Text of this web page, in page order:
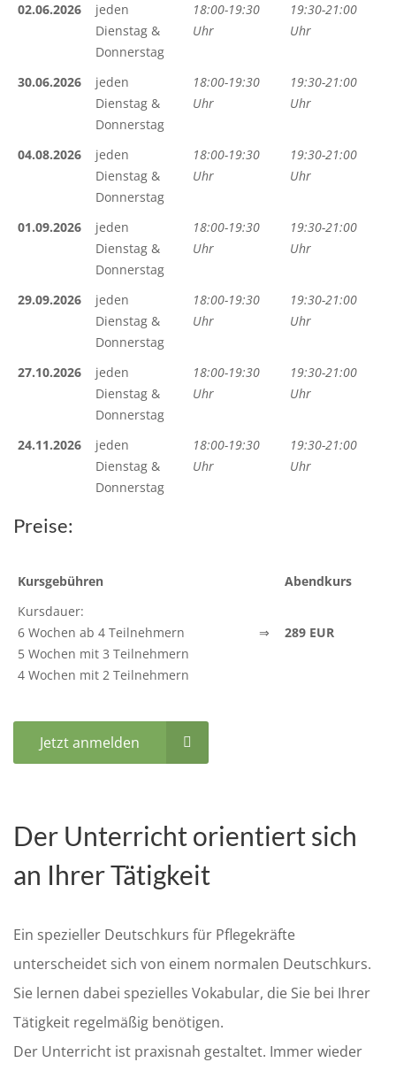
02.06.2026
jeden
Dienstag &
Donnerstag
18:00-19:30
Uhr
19:30-21:00
Uhr
30.06.2026
jeden
Dienstag &
Donnerstag
18:00-19:30
Uhr
19:30-21:00
Uhr
04.08.2026
jeden
Dienstag &
Donnerstag
18:00-19:30
Uhr
19:30-21:00
Uhr
01.09.2026
jeden
Dienstag &
Donnerstag
18:00-19:30
Uhr
19:30-21:00
Uhr
29.09.2026
jeden
Dienstag &
Donnerstag
18:00-19:30
Uhr
19:30-21:00
Uhr
27.10.2026
jeden
Dienstag &
Donnerstag
18:00-19:30
Uhr
19:30-21:00
Uhr
24.11.2026
jeden
Dienstag &
Donnerstag
18:00-19:30
Uhr
19:30-21:00
Uhr
Preise:
Kursgebühren
Abendkurs
Kursdauer:
6 Wochen ab 4 Teilnehmern
5 Wochen mit 3 Teilnehmern
4 Wochen mit 2 Teilnehmern
⇒ 289 EUR
Jetzt anmelden
Der Unterricht orientiert sich
an Ihrer Tätigkeit
Ein spezieller Deutschkurs für Pflegekräfte
unterscheidet sich von einem normalen Deutschkurs.
Sie lernen dabei spezielles Vokabular, die Sie bei Ihrer
Tätigkeit regelmäßig benötigen.
Der Unterricht ist praxisnah gestaltet. Immer wieder